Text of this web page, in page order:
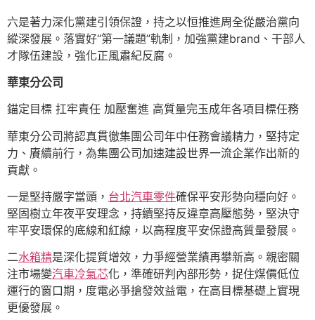
六是著力深化黨建引領保證，持之以恒推進周全從嚴治黨向
縱深發展。落實好“第一議題”軌制，加強黨建brand、干部人
才隊伍建設，強化正風肅紀反腐。
華東分公司
錨定目標 扛牢責任 加壓奮進 高質量完玉成年各項目標任務
華東分公司將認真貫徹集團公司年中任務會議精力，堅持定
力、賡續前行，為集團公司加速建設世界一流企業作出新的
貢獻。
一是堅持嚴字當頭， 台北汽車零件確保平安形勢向穩向好。
堅固樹立年夜平安理念，持續堅持反違章高壓態勢，堅決守
牢平安環保的底線和紅線，以高程度平安保證高質量發展。
二水箱精是深化提質增效，力爭經營業績再攀新高。親密關
注市場變汽車冷氣芯化，準確研判內部形勢，捉住煤價低位
運行的窗口期，度電必爭搶發效益電，在高目標基礎上實現
更優發展。